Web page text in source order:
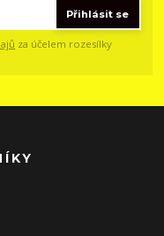
Přihlásit se
za účelem rozesílky